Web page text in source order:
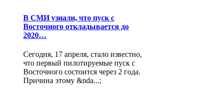
В СМИ узнали, что пуск с
Восточного откладывается до
2020…
Сегодня, 17 апреля, стало известно,
что первый пилотируемые пуск с
Восточного состоится через 2 года.
Причина этому &nda...;